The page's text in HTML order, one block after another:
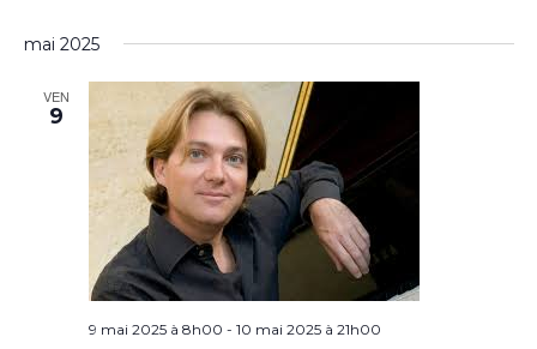
mai 2025
VEN
9
9 mai 2025 à 8h00 - 10 mai 2025 à 21h00